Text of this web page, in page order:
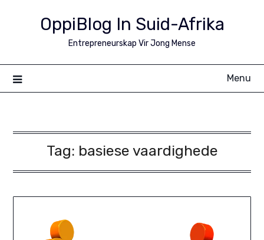
OppiBlog In Suid-Afrika
Entrepreneurskap Vir Jong Mense
Menu
Tag: basiese vaardighede